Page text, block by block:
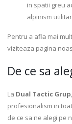
in spatii greu
alpinism
Pentru a afla mai
viziteaza pagina
De ce sa
La Dual Tactic Grup
profesionalism in
de ce sa ne alegi pe